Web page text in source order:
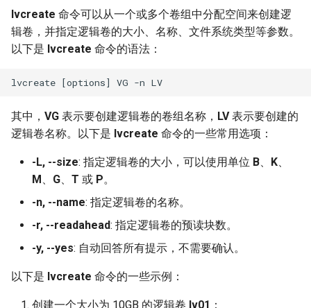
lvcreate 命令可以从一个或多个卷组中分配空间来创建逻
辑卷，并指定逻辑卷的大小、名称、文件系统类型等参数。
以下是 lvcreate 命令的语法：
其中， VG 表示要创建逻辑卷的卷组名称， LV表示要创建的
逻辑卷名称。以下是 lvcreate 命令的一些常用选项：
-L, --size: 指定逻辑卷的大小，可以使用单位 B、 K、
M、 G、 T 或 P。
-n, --name: 指定逻辑卷的名称。
-r, --readahead: 指定逻辑卷的预读块数。
-y, --yes: 自动回答所有提示，不需要确认。
以下是 lvcreate 命令的一些示例：
创建一个大小为 10GB 的逻辑卷 lv01 ：